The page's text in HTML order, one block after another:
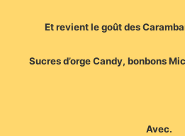
Et revient le goût des
Sucres d’orge Candy, bonbons
Avec.